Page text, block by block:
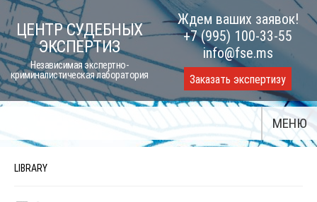
Skip
to
content
ЦЕНТР СУДЕБНЫХ
ЭКСПЕРТИЗ
Независимая экспертно-
криминалистическая лаборатория
Ждем ваших заявок!
+7 (995) 100-33-55
info@fse.ms
Заказать экспертизу
МЕНЮ
LIBRARY